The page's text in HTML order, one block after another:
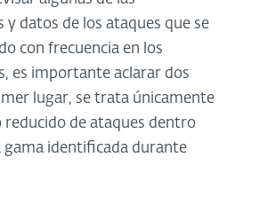
y datos de los ataques que se
con frecuencia en los
es importante aclarar dos
lugar, se trata únicamente
reducido de ataques dentro
gama identificada durante